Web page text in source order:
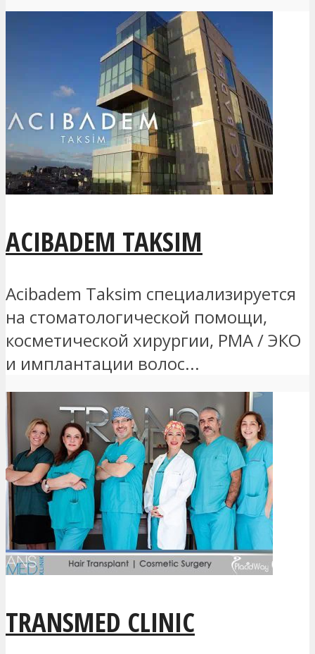
ACIBADEM TAKSIM
Acibadem Taksim специализируется
на стоматологической помощи,
косметической хирургии, РМА / ЭКО
и имплантации волос...
TRANSMED CLINIC